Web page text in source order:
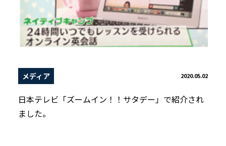
メディア 2020.05.02
日本テレビ「ズームイン！！サタデー」で紹介され
ました。